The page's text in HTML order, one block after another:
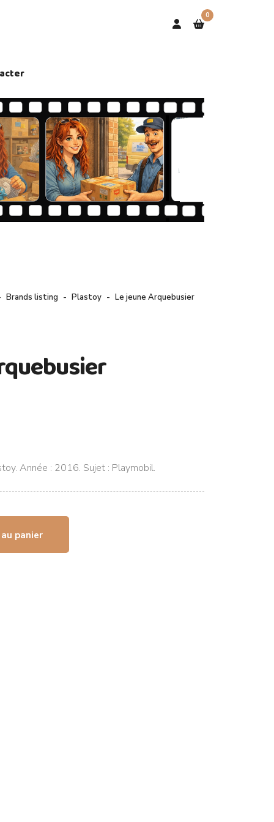
0
Brands listing Plastoy Le jeune Arquebusier
Année : 2016. Sujet : Playmobil.
panier